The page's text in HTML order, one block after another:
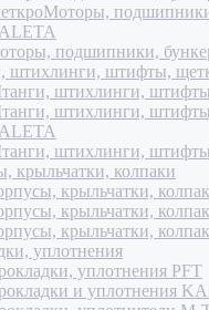
подшипники,
штихлинги, штифты,
штихлинги,
штихлинги,
штихлинги,
крыльчатки, колпаки
крыльчатки,
крыльчатки,
крыльчатки,
уплотнения
уплотнения PFT
и уплотнения